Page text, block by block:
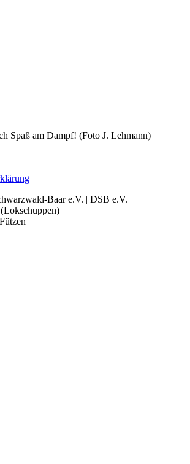
Spaß am Dampf! (Foto J. Lehmann)
Baar e.V. | DSB e.V.